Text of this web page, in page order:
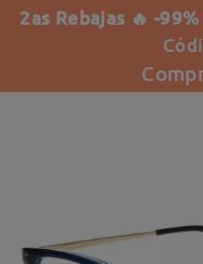
2as Rebajas 🔥 -